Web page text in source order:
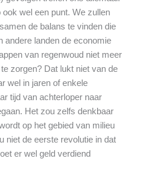
ook wel een punt. We zullen
de balans te vinden die
andere landen de economie
van regenwoud niet meer
zorgen? Dat lukt niet van de
wel in jaren of enkele
tijd van achterloper naar
Het zou zelfs denkbaar
op het gebied van milieu
niet de eerste revolutie in dat
er wel geld verdiend